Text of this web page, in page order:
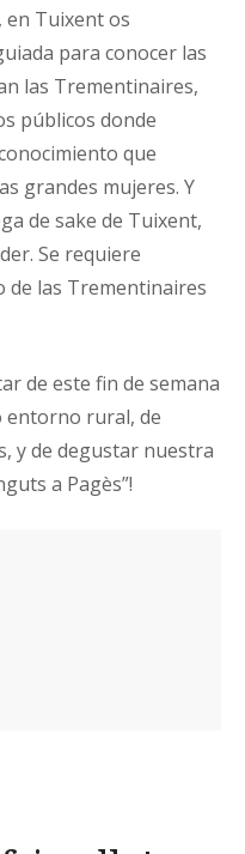
en Tuixent os
para conocer las
las Trementinaires,
públicos donde
que
grandes mujeres. Y
de sake de Tuixent,
Se requiere
de las Trementinaires
de este fin de semana
entorno rural, de
y de degustar nuestra
a Pagès”!